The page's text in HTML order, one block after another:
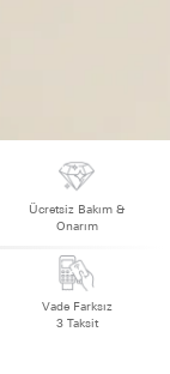
Ücretsiz Bakım &
Onarım
Vade Farksız
3 Taksit